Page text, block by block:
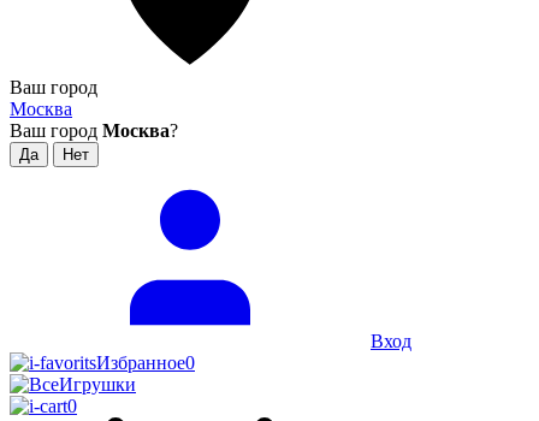
Ваш город
Москва
Ваш город Москва?
Вход
Избранное0
0